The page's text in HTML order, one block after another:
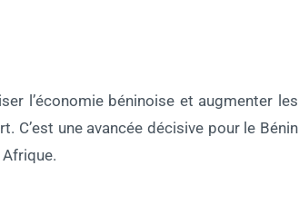
l’économie béninoise et augmenter les
C’est une avancée décisive pour le Bénin